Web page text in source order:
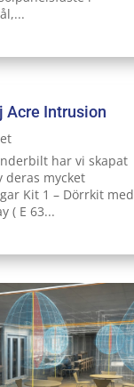
Acre Intrusion
har vi skapat
deras mycket
Kit 1 – Dörrkit med
( E 63...